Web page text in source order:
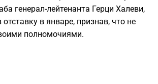
генерал-лейтенанта Герци Халеви,
в январе, признав, что не
полномочиями.